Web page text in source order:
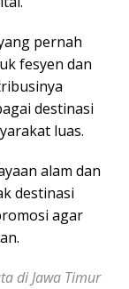
pernah
fesyen dan
destinasi
luas.
alam dan
destinasi
agar
di Jawa Timur